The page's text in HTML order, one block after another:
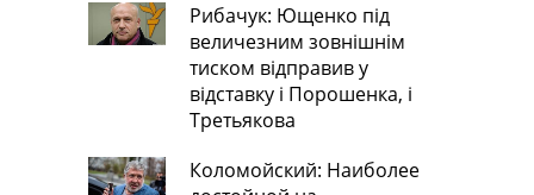
Рибачук: Ющенко під
величезним зовнішнім
тиском відправив у
відставку і Порошенка, і
Третьякова
Коломойский: Наиболее